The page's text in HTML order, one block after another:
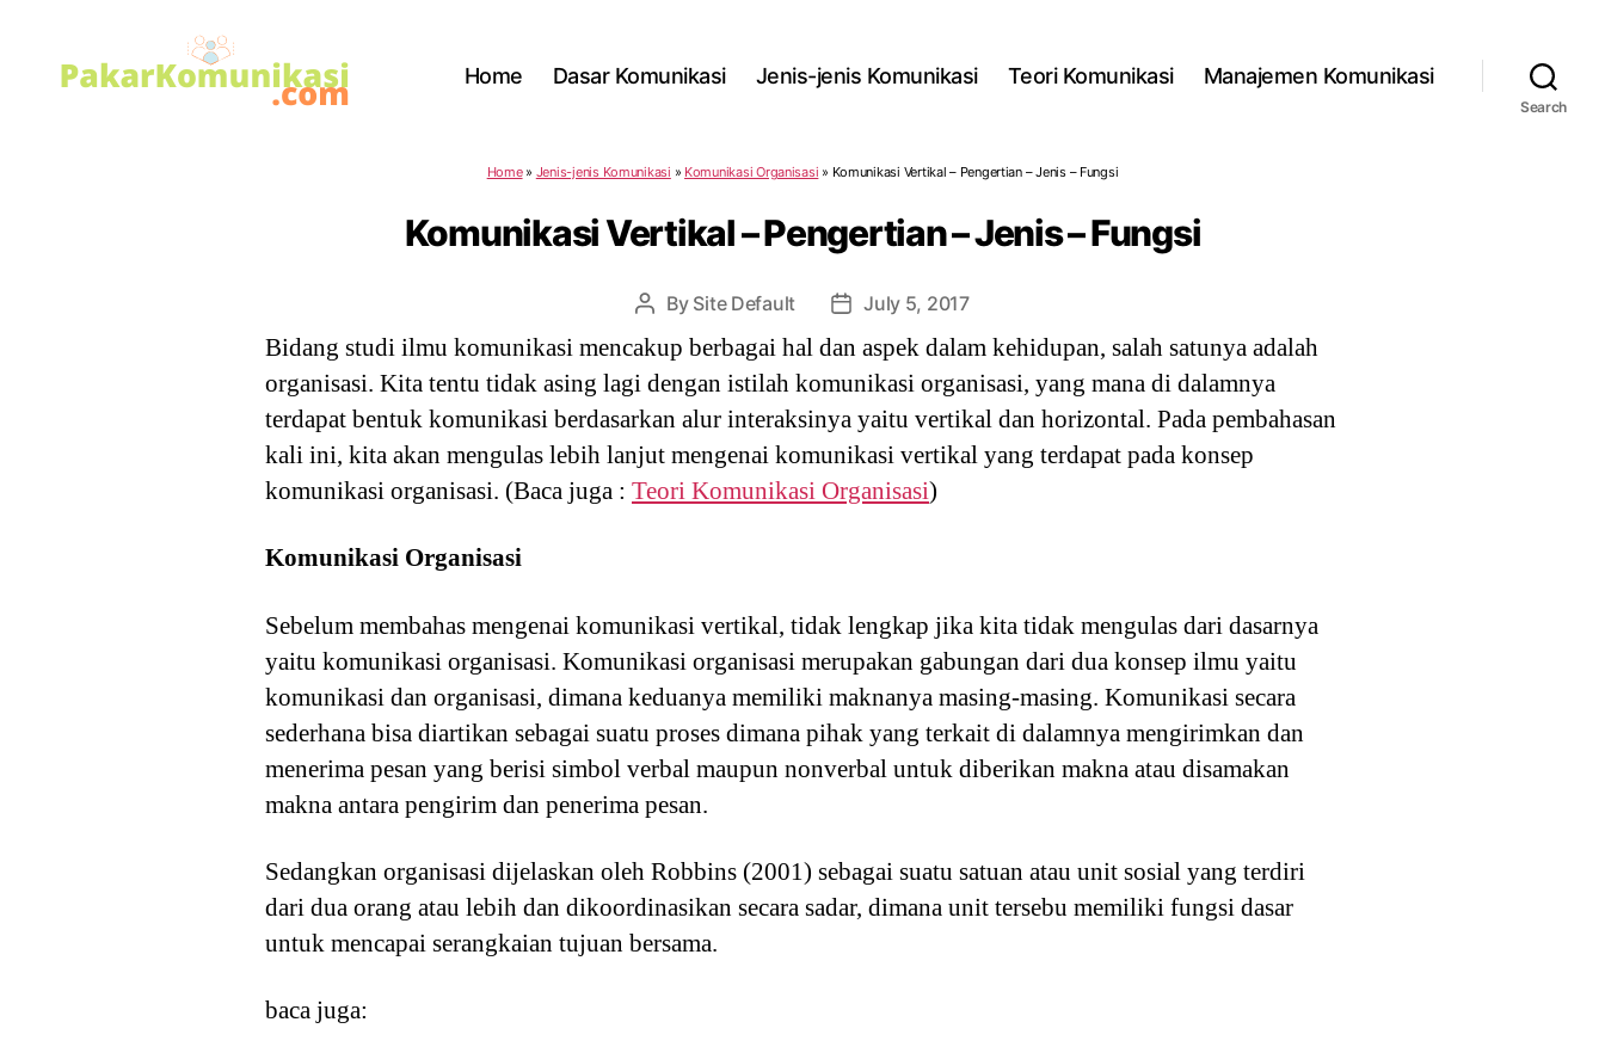
Home Dasar Komunikasi Jenis-jenis Komunikasi Teori Komunikasi Manajemen Komunikasi
Search
Home» Jenis-jenis Komunikasi » Komunikasi Organisasi » Komunikasi Vertikal – Pengertian – Jenis – Fungsi
Komunikasi Vertikal – Pengertian – Jenis – Fungsi
Post
author
By Site Default
PostJuly 5, 2017
Bidang studi ilmu komunikasi mencakup berbagai hal dan aspek dalam kehidupan, salah satunya adalah
organisasi. Kita tentu tidak asing lagi dengan istilah komunikasi organisasi, yang mana di dalamnya
terdapat bentuk komunikasi berdasarkan alur interaksinya yaitu vertikal dan horizontal. Pada pembahasan
kali ini, kita akan mengulas lebih lanjut mengenai komunikasi vertikal yang terdapat pada konsep
komunikasi organisasi. (Baca juga : Teori Komunikasi Organisasi)
Komunikasi Organisasi
Sebelum membahas mengenai komunikasi vertikal, tidak lengkap jika kita tidak mengulas dari dasarnya
yaitu komunikasi organisasi. Komunikasi organisasi merupakan gabungan dari dua konsep ilmu yaitu
komunikasi dan organisasi, dimana keduanya memiliki maknanya masing-masing. Komunikasi secara
sederhana bisa diartikan sebagai suatu proses dimana pihak yang terkait di dalamnya mengirimkan dan
menerima pesan yang berisi simbol verbal maupun nonverbal untuk diberikan makna atau disamakan
makna antara pengirim dan penerima pesan.
Sedangkan organisasi dijelaskan oleh Robbins (2001) sebagai suatu satuan atau unit sosial yang terdiri
dari dua orang atau lebih dan dikoordinasikan secara sadar, dimana unit tersebu memiliki fungsi dasar
untuk mencapai serangkaian tujuan bersama.
baca juga: